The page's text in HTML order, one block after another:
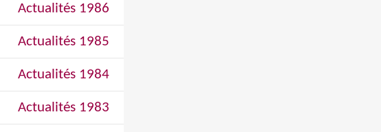
Actualités 1986
Actualités 1985
Actualités 1984
Actualités 1983